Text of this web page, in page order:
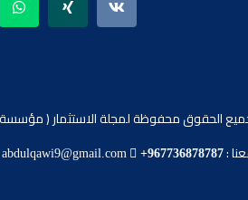
:
+967736878787
abdulqawi9@gmail.com